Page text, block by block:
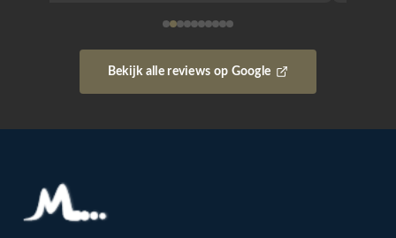
Bekijk alle reviews op Google